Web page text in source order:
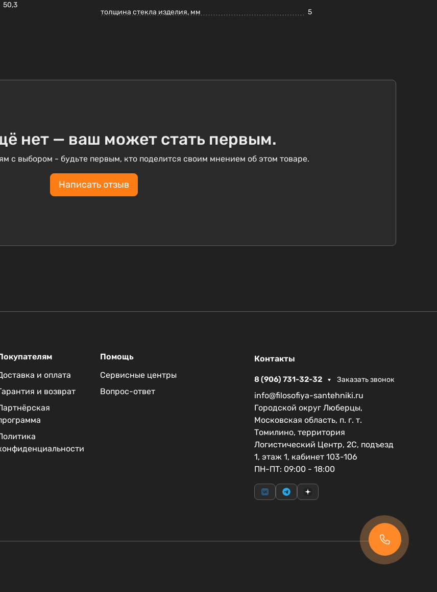
50,3
толщина стекла изделия, мм 5
нет — ваш может стать первым.
с выбором - будьте первым, кто поделится своим мнением об этом товаре.
Написать отзыв
и оплата
и возврат
Помощь
Сервисные центры
Вопрос-ответ
Контакты
8 (906) 731-32-32 Заказать звонок
info@filosofiya-santehniki.ru
Городской округ Люберцы,
Московская область, п. г. т.
Томилино, территория
Логистический Центр, 2С, подъезд
1, этаж 1, кабинет 103-106
ПН-ПТ: 09:00 - 18:00